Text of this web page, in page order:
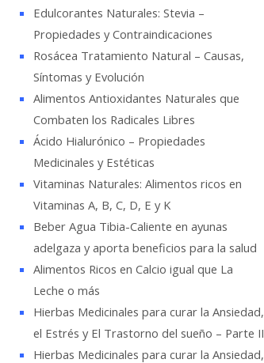
Edulcorantes Naturales: Stevia –
Propiedades y Contraindicaciones
Rosácea Tratamiento Natural – Causas,
Síntomas y Evolución
Alimentos Antioxidantes Naturales que
Combaten los Radicales Libres
Ácido Hialurónico – Propiedades
Medicinales y Estéticas
Vitaminas Naturales: Alimentos ricos en
Vitaminas A, B, C, D, E y K
Beber Agua Tibia-Caliente en ayunas
adelgaza y aporta beneficios para la salud
Alimentos Ricos en Calcio igual que La
Leche o más
Hierbas Medicinales para curar la Ansiedad,
el Estrés y El Trastorno del sueño – Parte II
Hierbas Medicinales para curar la Ansiedad,